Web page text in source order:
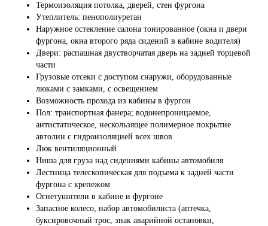
Термоизоляция потолка, дверей, стен фургона
Утеплитель: пенополиуретан
Наружное остекление салона тонированное (окна и двери
фургона, окна второго ряда сидений в кабине водителя)
Двери: распашная двустворчатая дверь на задней торцевой
части
Грузовые отсеки с доступом снаружи, оборудованные
люками с замками, с освещением
Возможность прохода из кабины в фургон
Пол: транспортная фанера; водонепроницаемое,
антистатическое, нескользящее полимерное покрытие
автолин с гидроизоляцией всех швов
Люк вентиляционный
Ниша для груза над сидениями кабины автомобиля
Лестница телескопическая для подъема к задней части
фургона с крепежом
Огнетушители в кабине и фургоне
Запасное колесо, набор автомобилиста (аптечка,
буксировочный трос, знак аварийной остановки,